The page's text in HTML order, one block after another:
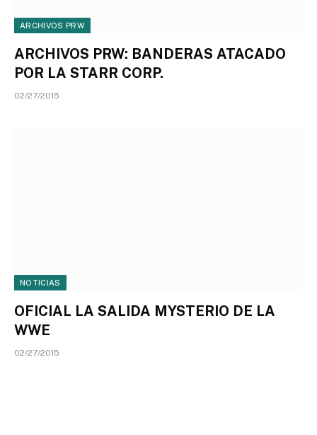
ARCHIVOS PRW
ARCHIVOS PRW: BANDERAS ATACADO
POR LA STARR CORP.
02/27/2015
NOTICIAS
OFICIAL LA SALIDA MYSTERIO DE LA
WWE
02/27/2015